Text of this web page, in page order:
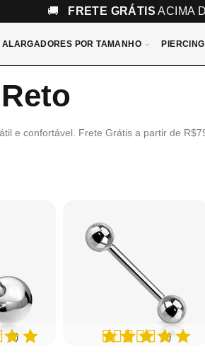
🚚 FRETE GRÁTIS ACIMA
ALARGADORES POR TAMANHO
e confortável. Frete Grátis a partir de
(2) (1)